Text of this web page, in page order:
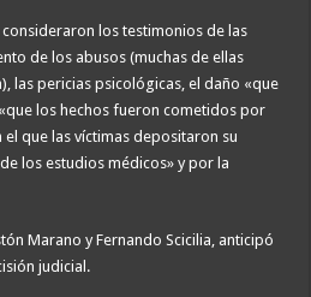
los testimonios de las
de los abusos (muchas de ellas
las pericias psicológicas, el daño «que
los hechos fueron cometidos por
que las víctimas depositaron su
los estudios médicos» y por la
Marano y Fernando Scicilia, anticipó
judicial.